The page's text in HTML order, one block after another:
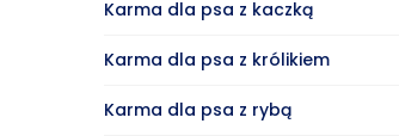
Karma dla psa z kaczką
Karma dla psa z królikiem
Karma dla psa z rybą